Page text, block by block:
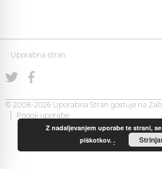
Uporabna stran
© 2008-2026 Uporabna Stran gostuje na
Pogoji uporabe
Z nadaljevanjem uporabe te strani,
piškotkov..